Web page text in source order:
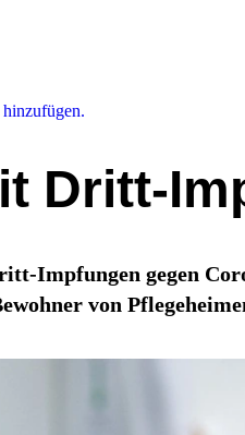
Dritt-
Impfungen gegen
von